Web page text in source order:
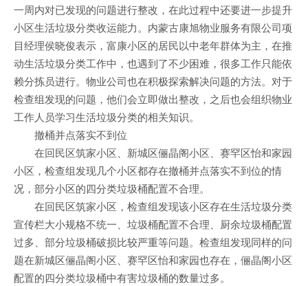
一周内对已发现的问题进行整改，在此过程中还要进一步提升
小区生活垃圾分类收运能力。内蒙古康旭物业服务有限公司项
目经理侯晓俊表示，富康小区的居民以中老年群体为主，在推
动生活垃圾分类工作中，也遇到了不少困难，很多工作只能依
赖分拣员进行。物业公司也在积极探索解决问题的方法。对于
检查组发现的问题，他们会立即做出整改，之后也会组织物业
工作人员学习生活垃圾分类的相关知识。
撤桶并点落实不到位
在回民区筑家小区、新城区俪晶阁小区、赛罕区怡和家园
小区，检查组发现几个小区都存在撤桶并点落实不到位的情
况，部分小区的四分类垃圾桶配置不合理。
在回民区筑家小区，检查组发现该小区存在生活垃圾分类
宣传栏大小规格不统一、垃圾桶配置不合理、厨余垃圾桶配置
过多、部分垃圾桶破损比较严重等问题。检查组发现同样的问
题在新城区俪晶阁小区、赛罕区怡和家园也存在，俪晶阁小区
配置的四分类垃圾桶中有害垃圾桶的数量过多。